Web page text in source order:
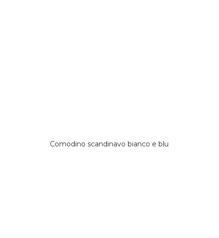
Comodino scandinavo bianco e blu